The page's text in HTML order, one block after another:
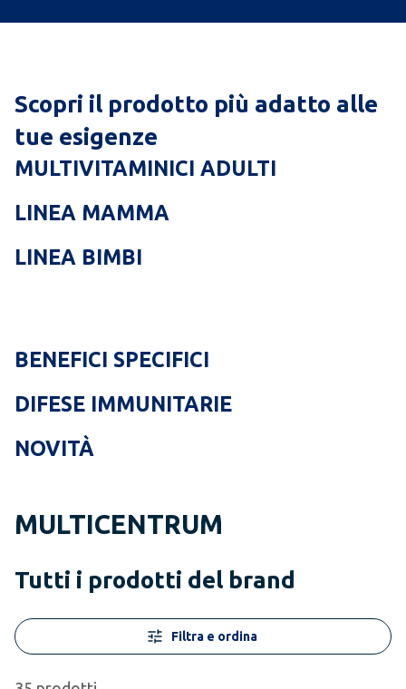
Scopri il prodotto più adatto alle
tue esigenze
MULTIVITAMINICI ADULTI
LINEA MAMMA
LINEA BIMBI
BENEFICI SPECIFICI
DIFESE IMMUNITARIE
NOVITÀ
MULTICENTRUM
Tutti i prodotti del brand
Filtra e ordina